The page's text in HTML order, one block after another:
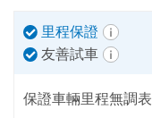
里程保證
友善試車
保證車輛里程無調表